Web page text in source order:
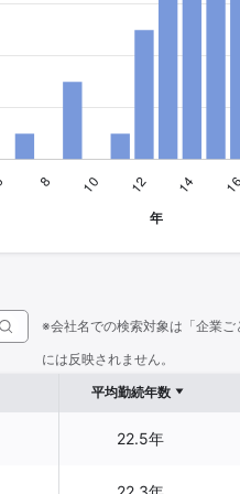
※会社名での検索対象は「企業
には反映されません。
平均勤続年数
22.5年